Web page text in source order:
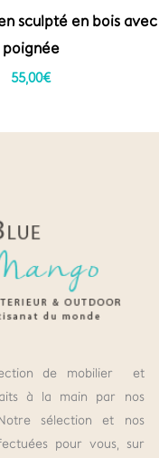
sculpté en bois avec
poignée
55,00€
de mobilier et
à la main par nos
sélection et nos
pour vous, sur